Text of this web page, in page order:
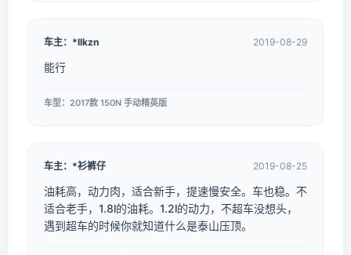
车主：*llkzn 2019-08-29
能行
车型：2017款 150N 手动精英版
车主：*衫裤仔 2019-08-25
油耗高，动力肉，适合新手，提速慢安全。车也稳。不
适合老手，1.8l的油耗。1.2l的动力，不超车没想头，
遇到超车的时候你就知道什么是泰山压顶。